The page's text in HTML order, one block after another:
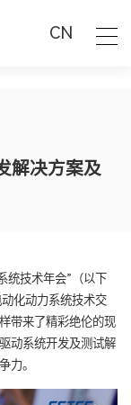
CN
解决方案及
统技术年会”（以下
化动力系统技术交
带来了精彩绝伦的现
动系统开发及测试解
力。